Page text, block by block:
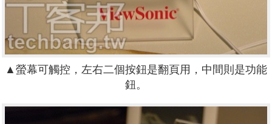
▲螢幕可觸控，左右二個按鈕是翻頁用，中間則是功能
鈕。